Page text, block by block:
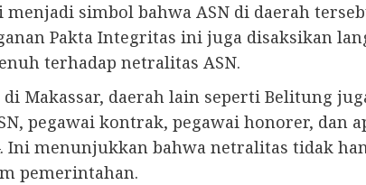
menjadi simbol bahwa ASN di daerah
Pakta Integritas ini juga disaksikan
terhadap netralitas ASN.
di Makassar, daerah lain seperti Belitung
pegawai kontrak, pegawai honorer, dan
Ini menunjukkan bahwa netralitas tidak
pemerintahan.